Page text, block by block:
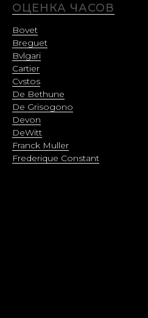
ОЦЕНКА ЧАСОВ
Bovet
Breguet
Bvlgari
Cartier
Cvstos
De Bethune
De Grisogono
Devon
DeWitt
Franck Muller
Frederique Constant